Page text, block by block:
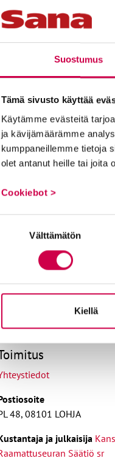
Suostumus
Tämä sivusto käyttää
Käytämme evästeitä
ja kävijämäärämme
kumppaneillemme tietoja
olet antanut heille tai joita
Cookiebot >
Välttämätön
Kiellä
48, 08101 LOHJA
antaja ja julkaisija
Säätiö sr